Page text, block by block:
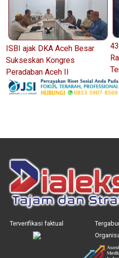
ISBI ajak DKA Aceh Besar
Sukseskan Kongres
Peradaban Aceh II
Terverifikasi faktual